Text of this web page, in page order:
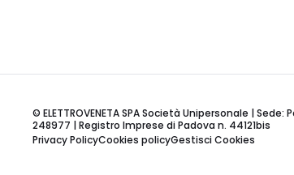
© ELETTROVENETA SPA Società Unipersonale |
248977 | Registro Imprese di Padova n. 44121bis
Privacy PolicyCookies policyGestisci Cookies